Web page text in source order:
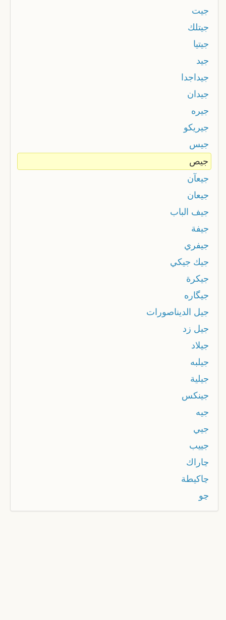
جيت
جيتلك
جيتيا
جيد
جيداجدا
جيدان
جيره
جيريكو
جيس
جيص
جيعآن
جيعان
جيف الباب
جيفة
جيفري
جيك جيكي
جيكرة
جيگاره
جيل الديناصورات
جيل زد
جيلاد
جيلبه
جيلية
جينكس
جيه
جيي
جييب
ڃاراك
ڃاكيطة
ڃو